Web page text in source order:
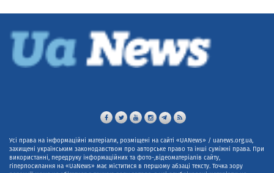
Усі права на інформаційні матеріали, розміщені на сайті «UANews» / uanews.org.ua,
захищені українським законодавством про авторське право та інші суміжні права. При
використанні, передруку інформаційних та фото-,відеоматеріалів сайту,
гіперпосилання на «UaNews» має міститися в першому абзаці тексту. Точка зору